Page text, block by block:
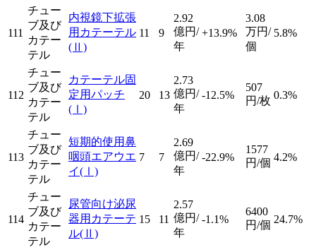
111
チュー
ブ及び
カテー
テル
内視鏡下拡張
用カテーテル
(Ⅱ)
11 9
2.92
億円/
年
+13.9%
3.08
万円/
個
5.8%
112
チュー
ブ及び
カテー
テル
カテーテル固
定用パッチ
(Ⅰ)
20 13
2.73
億円/
年
-12.5%
507
円/枚 0.3%
113
チュー
ブ及び
カテー
テル
短期的使用鼻
咽頭エアウエ
イ(Ⅰ)
7 7
2.69
億円/
年
-22.9%
1577
円/個 4.2%
114
チュー
ブ及び
カテー
テル
尿管向け泌尿
器用カテーテ
ル(Ⅱ)
15 11
2.57
億円/
年
-1.1%
6400
円/個 24.7%